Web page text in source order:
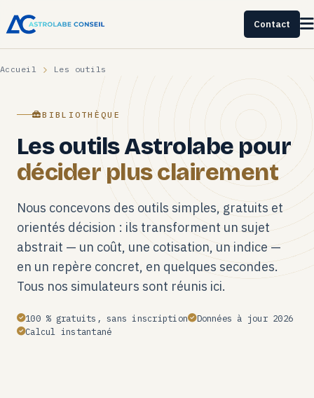
Contact
Accueil Les outils
BIBLIOTHÈQUE
Les outils Astrolabe pour
décider plus clairement
Nous concevons des outils simples, gratuits et
orientés décision : ils transforment un sujet
abstrait — un coût, une cotisation, un indice —
en un repère concret, en quelques secondes.
Tous nos simulateurs sont réunis ici.
100 % gratuits, sans inscription
Données à jour 2026
Calcul instantané